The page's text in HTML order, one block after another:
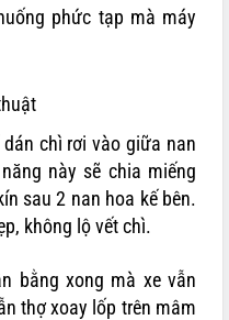
phức tạp mà máy
chì rơi vào giữa nan
này sẽ chia miếng
sau 2 nan hoa kế bên.
không lộ vết chì.
bằng xong mà xe vẫn
thợ xoay lốp trên mâm